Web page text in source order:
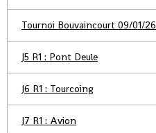
Tournoi Bouvaincourt 09/01/26
J5 R1 : Pont Deule
J6 R1 : Tourcoing
J7 R1 : Avion